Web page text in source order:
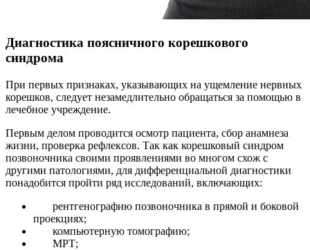
Диагностика поясничного корешкового
синдрома
При первых признаках, указывающих на ущемление нервных
корешков, следует незамедлительно обращаться за помощью в
лечебное учреждение.
Первым делом проводится осмотр пациента, сбор анамнеза
жизни, проверка рефлексов. Так как корешковый синдром
позвоночника своими проявлениями во многом схож с
другими патологиями, для дифференциальной диагностики
понадобится пройти ряд исследований, включающих:
рентгенографию позвоночника в прямой и боковой
проекциях;
компьютерную томографию;
МРТ;